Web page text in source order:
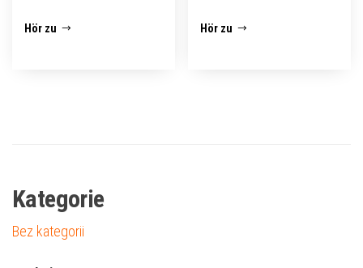
Hör zu Hör zu
Kategorie
Bez kategorii